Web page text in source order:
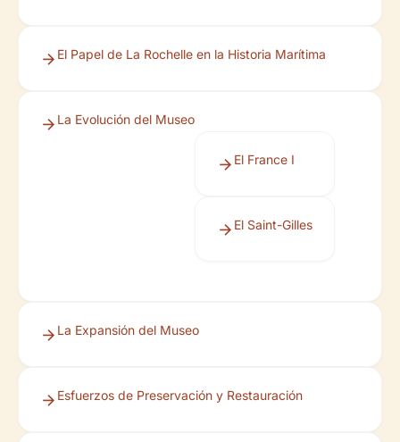
El Papel de La Rochelle en la Historia Marítima
La Evolución del Museo
El France I
El Saint-Gilles
La Expansión del Museo
Esfuerzos de Preservación y Restauración